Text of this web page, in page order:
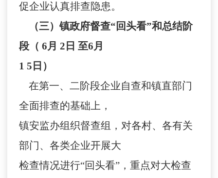
促企业认真排查隐患。
（三）镇政府督查“回头看”和总结阶
段（ 6月 2 日 至6月
1 5 日）
在第一、二阶段企业自查和镇直部门
全面排查的基础上，
镇安监办组织督查组，对各村、各有关
部门、各类企业开展大
检查情况进行“回头看”，重点对大检查